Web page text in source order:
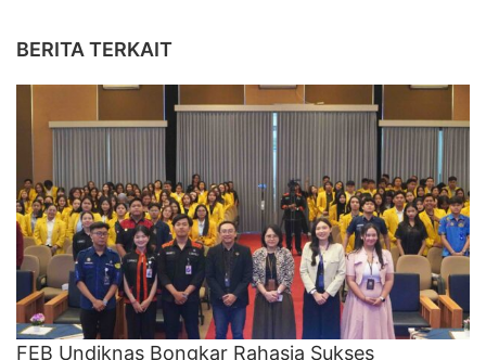
BERITA TERKAIT
FEB Undiknas Bongkar Rahasia Sukses